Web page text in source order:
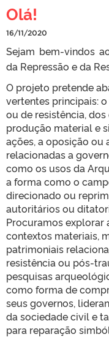
Olá!
16/11/2020
Sejam bem-vindos
da Repressão e da
O projeto pretende
vertentes principais:
ou de resistência,
produção material e
ações, a oposição ou
relacionadas a
como os usos da
a forma como o
direcionado ou
autoritários ou
Procuramos explorar
contextos materiais,
patrimoniais
resistência ou pós-
pesquisas
como forma de
seus governos,
da sociedade civil e
para reparação